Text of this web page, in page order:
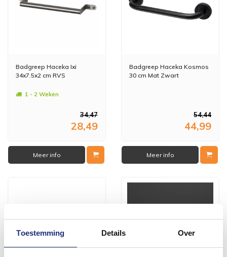
Toestemming Details Over
Badgreep Haceka Ixi
34x7.5x2 cm RVS
1 - 2 Weken
34,47
28,49
Meer info
Badgreep Haceka Kosmos
30 cm Mat Zwart
54,44
44,99
Meer info